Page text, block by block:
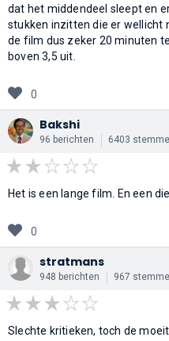
dat het middendeel sleept en
stukken inzitten die er wellicht
de film dus zeker 20 minuten
boven 3,5 uit.
0
Bakshi
96 berichten 6403
Het is een lange film. En een
0
stratmans
948 berichten 967
Slechte kritieken, toch de